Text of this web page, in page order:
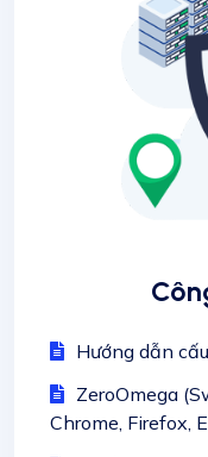
Hướng dẫn
ZeroOmega
Chrome, Firefox,